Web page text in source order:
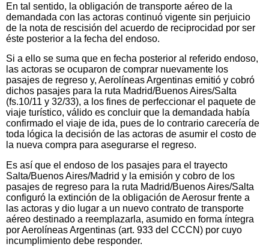
En tal sentido, la obligación de transporte aéreo de la
demandada con las actoras continuó vigente sin perjuicio
de la nota de rescisión del acuerdo de reciprocidad por ser
éste posterior a la fecha del endoso.
Si a ello se suma que en fecha posterior al referido endoso,
las actoras se ocuparon de comprar nuevamente los
pasajes de regreso y, Aerolíneas Argentinas emitió y cobró
dichos pasajes para la ruta Madrid/Buenos Aires/Salta
(fs.10/11 y 32/33), a los fines de perfeccionar el paquete de
viaje turístico, válido es concluir que la demandada había
confirmado el viaje de ida, pues de lo contrario carecería de
toda lógica la decisión de las actoras de asumir el costo de
la nueva compra para asegurarse el regreso.
Es así que el endoso de los pasajes para el trayecto
Salta/Buenos Aires/Madrid y la emisión y cobro de los
pasajes de regreso para la ruta Madrid/Buenos Aires/Salta
configuró la extinción de la obligación de Aerosur frente a
las actoras y dio lugar a un nuevo contrato de transporte
aéreo destinado a reemplazarla, asumido en forma íntegra
por Aerolíneas Argentinas (art. 933 del CCCN) por cuyo
incumplimiento debe responder.